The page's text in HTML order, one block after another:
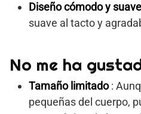
Diseño cómodo y suave
suave al tacto y
No me ha
Tamaño limitado:
pequeñas del cuerpo,